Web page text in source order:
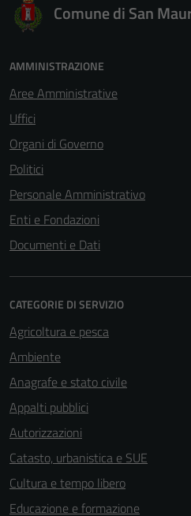
Comune di San
AMMINISTRAZIONE
Aree Amministrative
Uffici
Organi di Governo
Politici
Personale Amministrativo
Enti e Fondazioni
Documenti e Dati
CATEGORIE DI SERVIZIO
Agricoltura e pesca
Ambiente
Anagrafe e stato civile
Appalti pubblici
Autorizzazioni
Catasto, urbanistica e SUE
Cultura e tempo libero
Educazione e formazione